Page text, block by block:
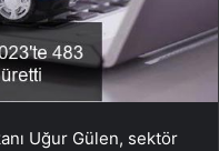
Uğur Gülen, sektör